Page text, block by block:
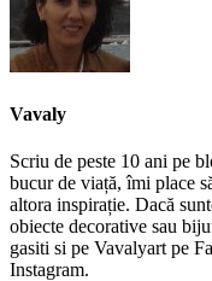
Vavaly
Scriu de peste 10 ani pe
bucur de viață, îmi place
altora inspirație. Dacă
obiecte decorative sau
gasiti si pe Vavalyart pe
Instagram.